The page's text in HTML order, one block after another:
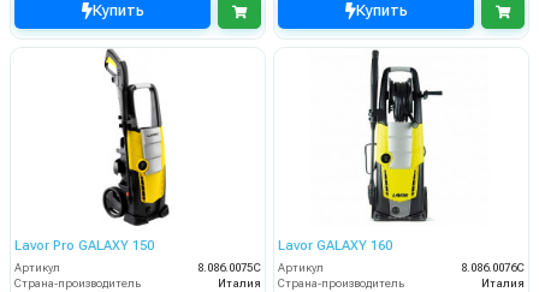
Купить Купить
Lavor Pro GALAXY 150
Артикул
8.086.0075C
Страна-производитель
Италия
Lavor GALAXY 160
Артикул
8.086.0076C
Страна-производитель
Италия